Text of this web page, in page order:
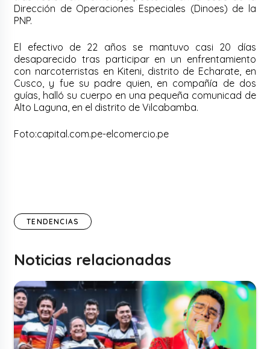
Dirección de Operaciones Especiales (Dinoes) de la
PNP.
El efectivo de 22 años se mantuvo casi 20 días
desaparecido tras participar en un enfrentamiento
con narcoterristas en Kiteni, distrito de Echarate, en
Cusco, y fue su padre quien, en compañía de dos
guías, halló su cuerpo en una pequeña comunicad de
Alto Laguna, en el distrito de Vilcabamba.
Foto:capital.com.pe-elcomercio.pe
TENDENCIAS
Noticias relacionadas